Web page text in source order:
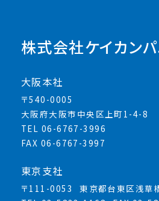
株式会社ケイカン
大阪本社
〒540-0005
大阪府大阪市中央区上町1-4-8
TEL 06-6767-3996
FAX 06-6767-3997
東京支社
〒111-0053
東京都台東区浅